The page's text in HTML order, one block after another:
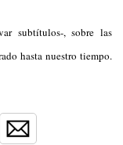
subtítulos-, sobre las
hasta nuestro tiempo.